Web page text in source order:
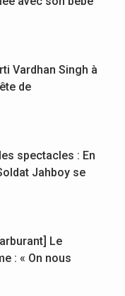
Vardhan Singh à
de
spectacles : En
Jahboy se
Le
: « On nous